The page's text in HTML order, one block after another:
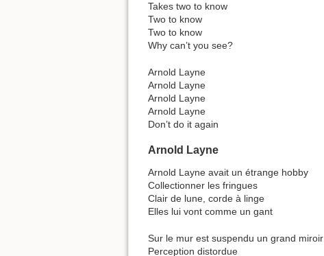
Takes two to know
Two to know
Two to know
Why can’t you see?
Arnold Layne
Arnold Layne
Arnold Layne
Arnold Layne
Don’t do it again
Arnold Layne
Arnold Layne avait un étrange hobby
Collectionner les fringues
Clair de lune, corde à linge
Elles lui vont comme un gant
Sur le mur est suspendu un grand miroir
Perception distordue